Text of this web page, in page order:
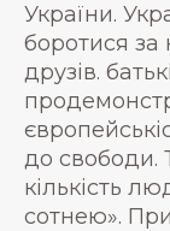
України.
боротися за
друзів.
до свободи.
кількість
сотнею».